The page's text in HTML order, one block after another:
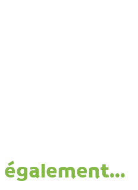
également...